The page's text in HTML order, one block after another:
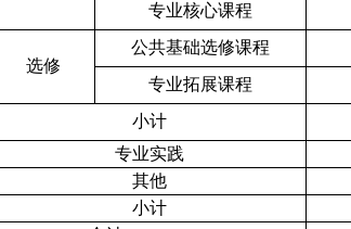
专业核心课程
选修
公共基础选修课程
专业拓展课程
小计
专业实践
其他
小计